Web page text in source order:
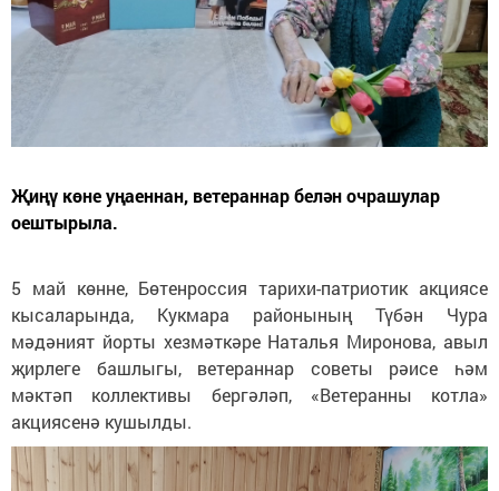
Җиңү көне уңаеннан, ветераннар белән очрашулар
оештырыла.
5 май көнне, Бөтенроссия тарихи-патриотик акциясе
кысаларында, Кукмара районының Түбән Чура
мәдәният йорты хезмәткәре Наталья Миронова, авыл
җирлеге башлыгы, ветераннар советы рәисе һәм
мәктәп коллективы бергәләп, «Ветеранны котла»
акциясенә кушылды.